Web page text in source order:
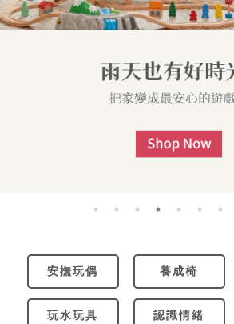
安撫玩偶 養成椅
玩水玩具 認識情緒